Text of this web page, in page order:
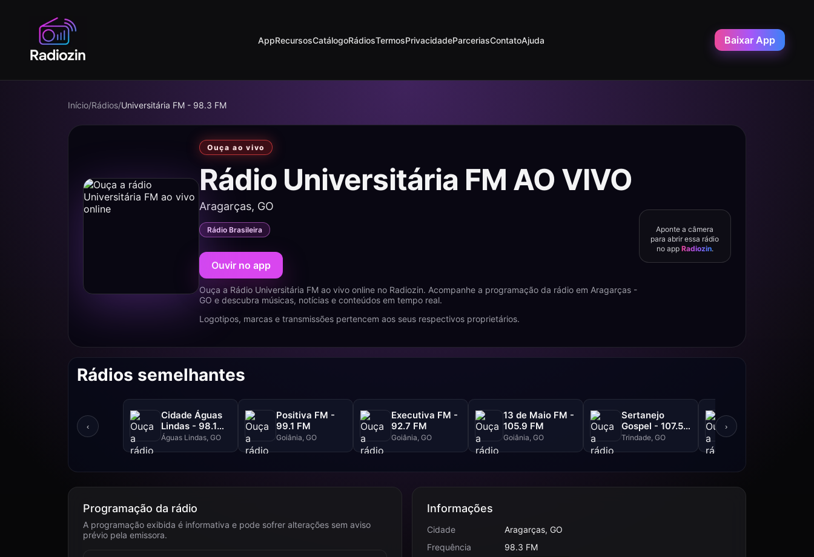
AppRecursosCatálogoRádiosTermosPrivacidadeParceriasContatoAjuda Baixar App
Início/Rádios/Universitária FM - 98.3 FM
Ouça ao vivo
Rádio Universitária FM AO VIVO
Aragarças, GO
Rádio Brasileira
Ouvir no app
Ouça a Rádio Universitária FM ao vivo online no Radiozin. Acompanhe a programação da rádio em Aragarças -
GO e descubra músicas, notícias e conteúdos em tempo real.
Logotipos, marcas e transmissões pertencem aos seus respectivos proprietários.
Aponte a câmera
para abrir essa rádio
no app Radiozin.
Rádios semelhantes
‹
Cidade Águas
Lindas - 98.1
FM
Águas Lindas, GO
Positiva FM -
99.1 FM
Goiânia, GO
Executiva FM -
92.7 FM
Goiânia, GO
13 de Maio FM -
105.9 FM
Goiânia, GO
Sertanejo
Gospel - 107.5
FM
Trindade, GO
106.7 FM
›
Programação da rádio
A programação exibida é informativa e pode sofrer alterações sem aviso
prévio pela emissora.
Informações
Cidade
Aragarças, GO
Frequência
98.3 FM